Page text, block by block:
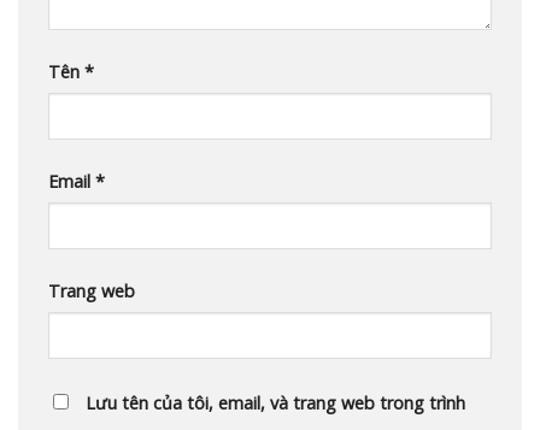
Tên *
Email *
Trang web
Lưu tên của tôi, email, và trang web trong trình